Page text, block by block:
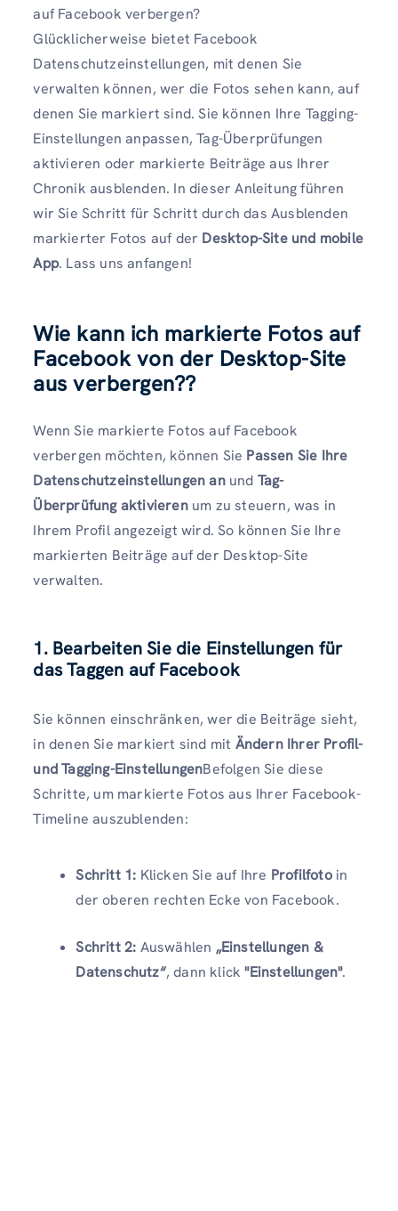
auf Facebook verbergen?
Glücklicherweise bietet Facebook
Datenschutzeinstellungen, mit denen Sie
verwalten können, wer die Fotos sehen kann, auf
denen Sie markiert sind. Sie können Ihre Tagging-
Einstellungen anpassen, Tag-Überprüfungen
aktivieren oder markierte Beiträge aus Ihrer
Chronik ausblenden. In dieser Anleitung führen
wir Sie Schritt für Schritt durch das Ausblenden
markierter Fotos auf der Desktop-Site und mobile
App. Lass uns anfangen!
Wie kann ich markierte Fotos auf
Facebook von der Desktop-Site
aus verbergen??
Wenn Sie markierte Fotos auf Facebook
verbergen möchten, können Sie Passen Sie Ihre
Datenschutzeinstellungen anund Tag-
Überprüfung aktivierenum zu steuern, was in
Ihrem Profil angezeigt wird. So können Sie Ihre
markierten Beiträge auf der Desktop-Site
verwalten.
1. Bearbeiten Sie die Einstellungen für
das Taggen auf Facebook
Sie können einschränken, wer die Beiträge sieht,
in denen Sie markiert sind mit Ändern Ihrer Profil-
und Tagging-EinstellungenBefolgen Sie diese
Schritte, um markierte Fotos aus Ihrer Facebook-
Timeline auszublenden:
Schritt 1: Klicken Sie auf Ihre Profilfotoin
der oberen rechten Ecke von Facebook.
Schritt 2: Auswählen „Einstellungen &
Datenschutz“, dann klick"Einstellungen".